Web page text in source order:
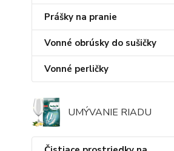
Prášky na pranie
Vonné obrúsky do sušičky
Vonné perličky
UMÝVANIE RIADU